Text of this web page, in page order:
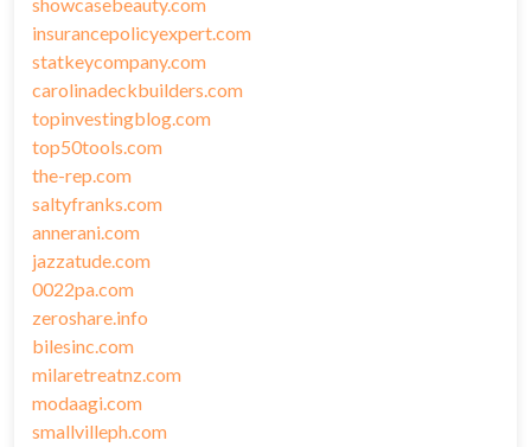
insurancepolicyexpert.com
statkeycompany.com
carolinadeckbuilders.com
topinvestingblog.com
top50tools.com
the-rep.com
saltyfranks.com
annerani.com
jazzatude.com
0022pa.com
zeroshare.info
bilesinc.com
milaretreatnz.com
modaagi.com
smallvilleph.com